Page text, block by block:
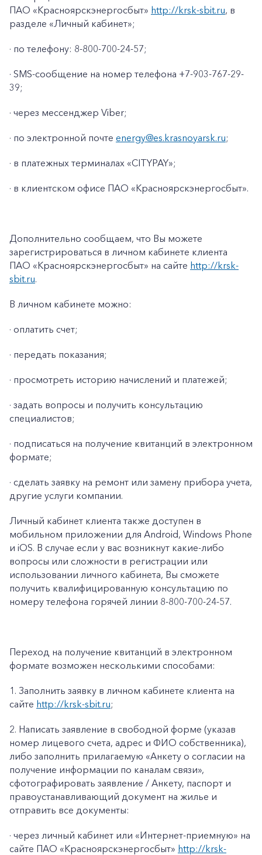
+7-800-700-24-57
Заказать обратный звонок
Частным клиентам
ПАО «Красноярскэнергосбыт» http://krsk-sbit.ru, в
разделе «Личный кабинет»;
· по телефону: 8-800-700-24-57;
· SMS-сообщение на номер телефона +7-903-767-29-
39;
· через мессенджер Viber;
· по электронной почте energy@es.krasnoyarsk.ru;
· в платежных терминалах «CITYPAY»;
· в клиентском офисе ПАО «Красноярскэнергосбыт».
Дополнительно сообщаем, что Вы можете
зарегистрироваться в личном кабинете клиента
ПАО «Красноярскэнергосбыт» на сайте http://krsk-
sbit.ru.
В личном кабинете можно:
· оплатить счет;
· передать показания;
· просмотреть историю начислений и платежей;
· задать вопросы и получить консультацию
специалистов;
· подписаться на получение квитанций в электронном
формате;
· сделать заявку на ремонт или замену прибора учета,
другие услуги компании.
Личный кабинет клиента также доступен в
мобильном приложении для Android, Windows Phone
и iOS. В случае если у вас возникнут какие-либо
вопросы или сложности в регистрации или
использовании личного кабинета, Вы сможете
получить квалифицированную консультацию по
номеру телефона горячей линии 8-800-700-24-57.
Переход на получение квитанций в электронном
формате возможен несколькими способами:
1. Заполнить заявку в личном кабинете клиента на
сайте http://krsk-sbit.ru;
2. Написать заявление в свободной форме (указав
номер лицевого счета, адрес и ФИО собственника),
либо заполнить прилагаемую «Анкету о согласии на
получение информации по каналам связи»,
сфотографировать заявление / Анкету, паспорт и
правоустанавливающий документ на жилье и
отправить все документы:
· через личный кабинет или «Интернет-приемную» на
сайте ПАО «Красноярскэнергосбыт» http://krsk-